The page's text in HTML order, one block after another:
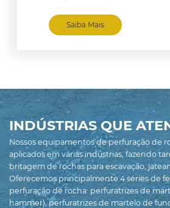
Saiba Mais
INDÚSTRIAS QUE
Nossos equipamentos de perfuração de
aplicados em várias indústrias, fazendo
britagem de rochas para escavação,
Oferecemos principalmente 4 séries de
perfuração de rocha: perfuratrizes de
hammer), perfuratrizes de martelo de